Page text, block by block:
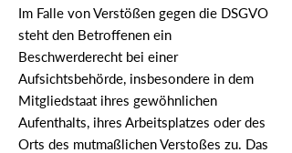
Im Falle von Verstößen gegen die DSGVO
steht den Betroffenen ein
Beschwerderecht bei einer
Aufsichtsbehörde, insbesondere in dem
Mitgliedstaat ihres gewöhnlichen
Aufenthalts, ihres Arbeitsplatzes oder des
Orts des mutmaßlichen Verstoßes zu. Das